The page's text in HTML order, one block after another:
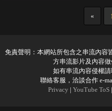
«
免責聲明：本網站所包含之串流內容
方串流影片及內容做
如有串流內容侵權請
聯絡客服，洽談合作 e-
Privacy | YouTube ToS|